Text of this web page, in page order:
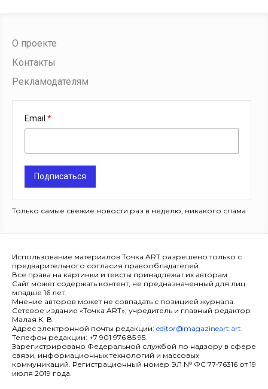
О проекте
Контакты
Рекламодателям
Email
Подписаться
Только самые свежие новости раз в неделю, никакого спама
Использование материалов Точка ART разрешено только с
предварительного согласия правообладателей.
Все права на картинки и тексты принадлежат их авторам.
Сайт может содержать контент, не предназначенный для лиц
младше 16 лет.
Мнение авторов может не совпадать с позицией журнала.
Сетевое издание «Точка ART», учредитель и главный редактор
Малая К. В.
Адрес электронной почты редакции: editor@magazineart.art.
Телефон редакции: +7 901 976 85 95.
Зарегистрировано Федеральной службой по надзору в сфере
связи, информационных технологий и массовых
коммуникаций. Регистрационный номер ЭЛ № ФС 77-76316 от 19
июля 2019 года.